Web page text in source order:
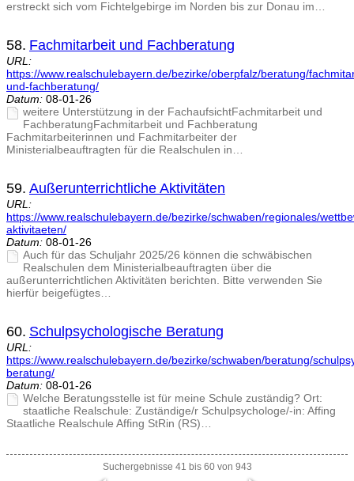
erstreckt sich vom Fichtelgebirge im Norden bis zur Donau im…
58. Fachmitarbeit und Fachberatung
URL:
https://www.realschulebayern.de/bezirke/oberpfalz/beratung/
und-fachberatung/
Datum: 08-01-26
weitere Unterstützung in der FachaufsichtFachmitarbeit und
FachberatungFachmitarbeit und Fachberatung
Fachmitarbeiterinnen und Fachmitarbeiter der
Ministerialbeauftragten für die Realschulen in…
59. Außerunterrichtliche Aktivitäten
URL:
https://www.realschulebayern.de/bezirke/schwaben/regionales/
aktivitaeten/
Datum: 08-01-26
Auch für das Schuljahr 2025/26 können die schwäbischen
Realschulen dem Ministerialbeauftragten über die
außerunterrichtlichen Aktivitäten berichten. Bitte verwenden Sie
hierfür beigefügtes…
60. Schulpsychologische Beratung
URL:
https://www.realschulebayern.de/bezirke/schwaben/beratung/
beratung/
Datum: 08-01-26
Welche Beratungsstelle ist für meine Schule zuständig? Ort:
staatliche Realschule: Zuständige/r Schulpsychologe/-in: Affing
Staatliche Realschule Affing StRin (RS)…
Suchergebnisse 41 bis 60 von 943